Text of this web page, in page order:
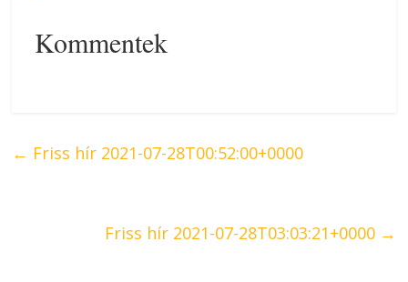
Kommentek
← Friss hír 2021-07-28T00:52:00+0000
Friss hír 2021-07-28T03:03:21+0000 →